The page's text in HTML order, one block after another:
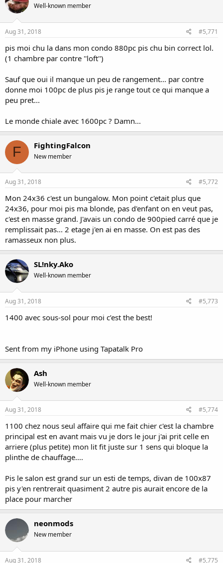
Well-known member
Aug 31, 2018 #5,771
pis moi chu la dans mon condo 880pc pis chu bin correct lol.
(1 chambre par contre ''loft'')
Sauf que oui il manque un peu de rangement... par contre
donne moi 100pc de plus pis je range tout ce qui manque a
peu pret...
Le monde chiale avec 1600pc ? Damn...
F FightingFalcon
New member
Aug 31, 2018 #5,772
Mon 24x36 c'est un bungalow. Mon point c'etait plus que
24x36, pour moi pis ma blonde, pas d'enfant on en veut pas,
c'est en masse grand. J'avais un condo de 900pied carré que je
remplissait pas... 2 etage j'en ai en masse. On est pas des
ramasseux non plus.
SL!nky.Ako
Well-known member
Aug 31, 2018 #5,773
1400 avec sous-sol pour moi c’est the best!
Sent from my iPhone using Tapatalk Pro
Ash
Well-known member
Aug 31, 2018 #5,774
1100 chez nous seul affaire qui me fait chier c'est la chambre
principal est en avant mais vu je dors le jour j'ai prit celle en
arriere (plus petite) mon lit fit juste sur 1 sens qui bloque la
plinthe de chauffage....
Pis le salon est grand sur un esti de temps, divan de 100x87
pis y'en rentrerait quasiment 2 autre pis aurait encore de la
place pour marcher
neonmods
New member
Aug 31, 2018 #5,775